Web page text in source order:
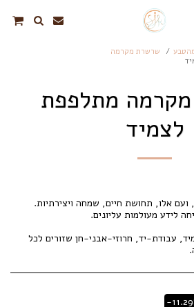
שרשרת מקרמה
מתלפפת
לצמיד
עבודת-יד, חרוזי-אבני-חן שזורים לכל
-